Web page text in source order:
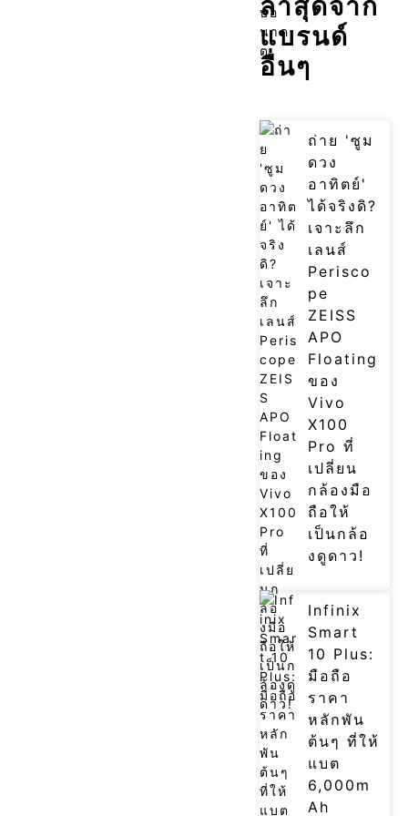
ล่าสุดจาก
แบรนด์
อื่นๆ
ถ่าย 'ซูม
ดวง
อาทิตย์'
ได้จริงดิ?
เจาะลึก
เลนส์
Perisco
pe
ZEISS
APO
Floating
ของ
Vivo
X100
Pro ที่
เปลี่ยน
กล้องมือ
ถือให้
เป็นกล้อ
งดูดาว!
Infinix
Smart
10 Plus:
มือถือ
ราคา
หลักพัน
ต้นๆ ที่ให้
แบต
6,000m
Ah